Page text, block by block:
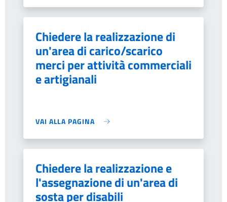
Chiedere la realizzazione di
un'area di carico/scarico
merci per attività commerciali
e artigianali
VAI ALLA PAGINA
Chiedere la realizzazione e
l'assegnazione di un'area di
sosta per disabili